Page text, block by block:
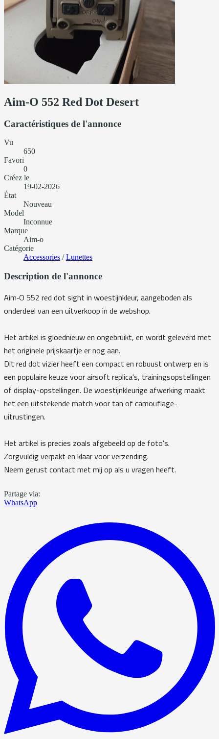
Aim-O 552 Red Dot Desert
Caractéristiques de l'annonce
Vu
650
Favori
0
Créez le
19-02-2026
État
Nouveau
Model
Inconnue
Marque
Aim-o
Catégorie
Accessories /Lunettes
Description de l'annonce
Aim‑O 552 red dot sight in woestijnkleur, aangeboden als
onderdeel van een uitverkoop in de webshop.
Het artikel is gloednieuw en ongebruikt, en wordt geleverd met
het originele prijskaartje er nog aan.
Dit red dot vizier heeft een compact en robuust ontwerp en is
een populaire keuze voor airsoft replica's, trainingsopstellingen
of display-opstellingen. De woestijnkleurige afwerking maakt
het een uitstekende match voor tan of camouflage-
uitrustingen.
Het artikel is precies zoals afgebeeld op de foto's.
Zorgvuldig verpakt en klaar voor verzending.
Neem gerust contact met mij op als u vragen heeft.
Partage via:
WhatsApp